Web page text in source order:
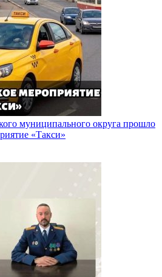
муниципального округа прошло
«Такси»